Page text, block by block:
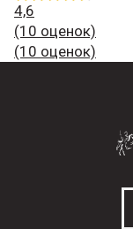
4,6
(10 оценок)
(10 оценок)